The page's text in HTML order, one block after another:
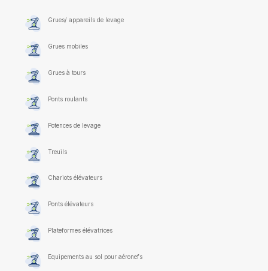
Grues/ appareils de levage
Grues mobiles
Grues à tours
Ponts roulants
Potences de levage
Treuils
Chariots élévateurs
Ponts élévateurs
Plateformes élévatrices
Equipements au sol pour aéronefs